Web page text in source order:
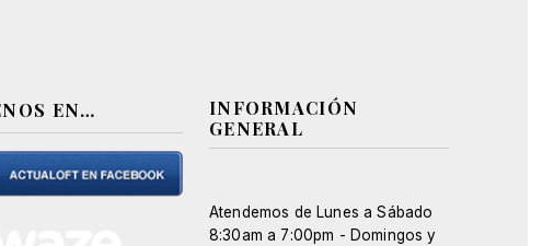
EN…
INFORMACIÓN
GENERAL
Atendemos de Lunes a Sábado
8:30am a 7:00pm - Domingos y